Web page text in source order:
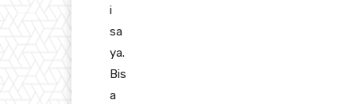
i
sa
ya.
Bis
a